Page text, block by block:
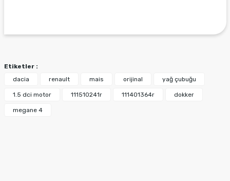
Bu ürüne ilk yorumu siz yapın!
Ürün resmi kalitesiz, bozuk veya görüntülenemiyor.
Ürün açıklamasında eksik bilgiler bulunuyor.
Etiketler :
dacia
renault mais orijinal yağ çubuğu
1.5 dci motor 111510241r 111401364r dokker
megane 4